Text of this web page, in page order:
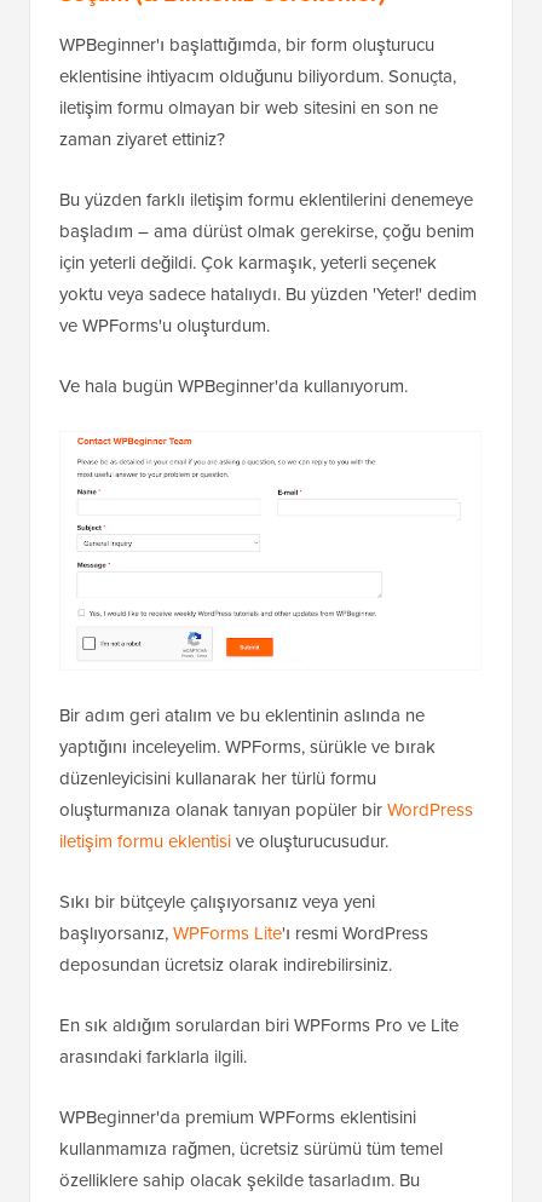
WPBeginner'ı başlattığımda, bir form oluşturucu
eklentisine ihtiyacım olduğunu biliyordum. Sonuçta,
iletişim formu olmayan bir web sitesini en son ne
zaman ziyaret ettiniz?
Bu yüzden farklı iletişim formu eklentilerini denemeye
başladım – ama dürüst olmak gerekirse, çoğu benim
için yeterli değildi. Çok karmaşık, yeterli seçenek
yoktu veya sadece hatalıydı. Bu yüzden 'Yeter!' dedim
ve WPForms'u oluşturdum.
Ve hala bugün WPBeginner'da kullanıyorum.
Bir adım geri atalım ve bu eklentinin aslında ne
yaptığını inceleyelim. WPForms, sürükle ve bırak
düzenleyicisini kullanarak her türlü formu
oluşturmanıza olanak tanıyan popüler birWordPress
iletişim formu eklentisive oluşturucusudur.
Sıkı bir bütçeyle çalışıyorsanız veya yeni
başlıyorsanız,WPForms Lite'ı resmi WordPress
deposundan ücretsiz olarak indirebilirsiniz.
En sık aldığım sorulardan biri WPForms Pro ve Lite
arasındaki farklarla ilgili.
WPBeginner'da premium WPForms eklentisini
kullanmamıza rağmen, ücretsiz sürümü tüm temel
özelliklere sahip olacak şekilde tasarladım. Bu